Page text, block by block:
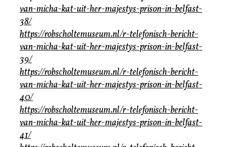
van-micha-kat-uit-her-majestys-prison-in-belfast-
38/
https://robscholtemuseum.nl/r-telefonisch-bericht-
van-micha-kat-uit-her-majestys-prison-in-belfast-
39/
https://robscholtemuseum.nl/r-telefonisch-bericht-
van-micha-kat-uit-her-majestys-prison-in-belfast-
40/
https://robscholtemuseum.nl/r-telefonisch-bericht-
van-micha-kat-uit-her-majestys-prison-in-belfast-
41/